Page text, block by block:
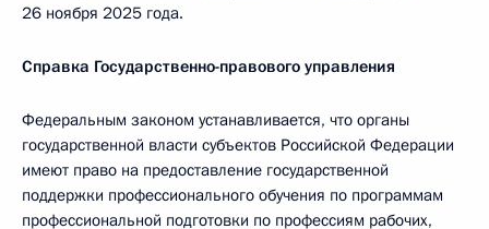
26 ноября 2025 года.
Справка Государственно-правового управления
Федеральным законом устанавливается, что органы
государственной власти субъектов Российской Федерации
имеют право на предоставление государственной
поддержки профессионального обучения по программам
профессиональной подготовки по профессиям рабочих,